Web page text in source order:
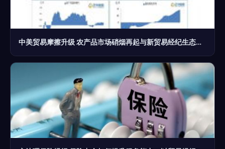
中美贸易摩擦升级 农产品市场硝烟再起与新贸易经纪生态挑战